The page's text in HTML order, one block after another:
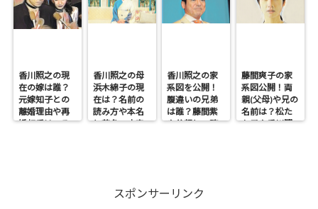
香川照之の現
在の嫁は誰？
元嫁知子との
離婚理由や再
婚相手はいる
香川照之の母
浜木綿子の現
在は？名前の
読み方や本名
と芸名の由来
香川照之の家
系図を公開！
腹違いの兄弟
は誰？藤間紫
や父親との確
藤間爽子の家
系図公開！両
親(父母)や兄の
名前は？松た
か子や香川照
スポンサーリンク